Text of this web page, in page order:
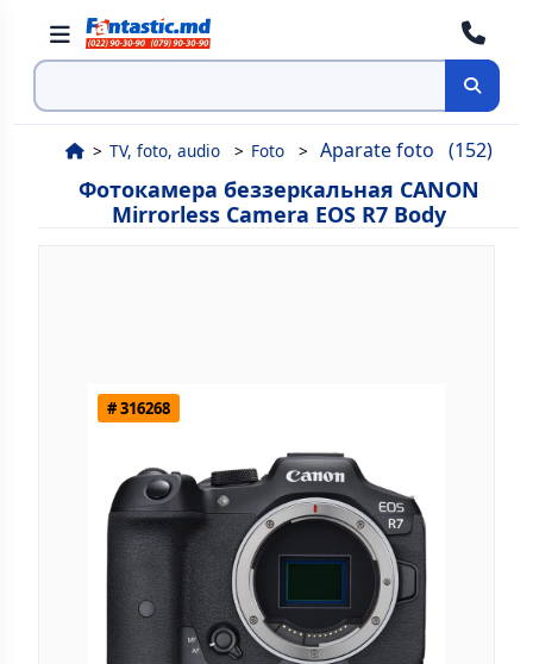
Поиск
TV, foto, audio Foto Aparate foto (152)
Фотокамера беззеркальная CANON
Mirrorless Camera EOS R7 Body
# 316268